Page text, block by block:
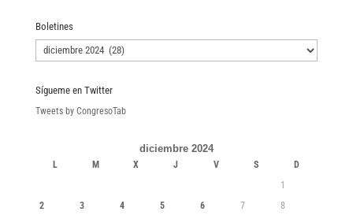
Boletines
Boletines
Sígueme en Twitter
Tweets by CongresoTab
diciembre 2024
L M X J V S
D
1
2
3 4 5 6 7
8